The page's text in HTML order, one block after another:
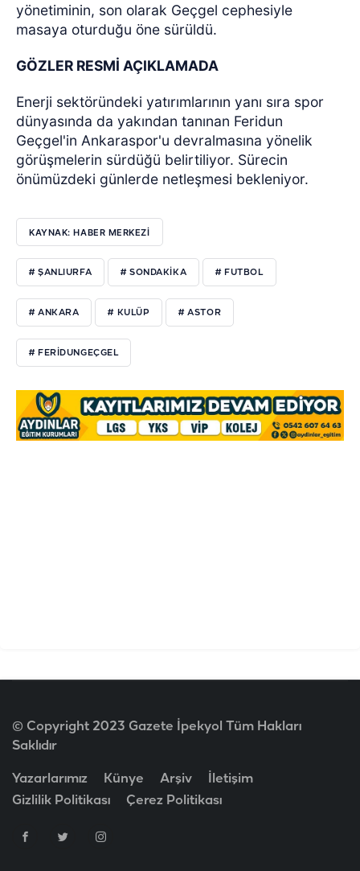
yönetiminin, son olarak Geçgel cephesiyle
masaya oturduğu öne sürüldü.
GÖZLER RESMİ AÇIKLAMADA
Enerji sektöründeki yatırımlarının yanı sıra spor
dünyasında da yakından tanınan Feridun
Geçgel'in Ankaraspor'u devralmasına yönelik
görüşmelerin sürdüğü belirtiliyor. Sürecin
önümüzdeki günlerde netleşmesi bekleniyor.
KAYNAK: HABER MERKEZİ
# ŞANLIURFA # SONDAKIKA # FUTBOL
# ANKARA # KULÜP # ASTOR
# FERIDUNGEÇGEL
© Copyright 2023 Gazete İpekyol Tüm Hakları
Saklıdır
Yazarlarımız Künye Arşiv
İletişim
Gizlilik Politikası
Çerez Politikası